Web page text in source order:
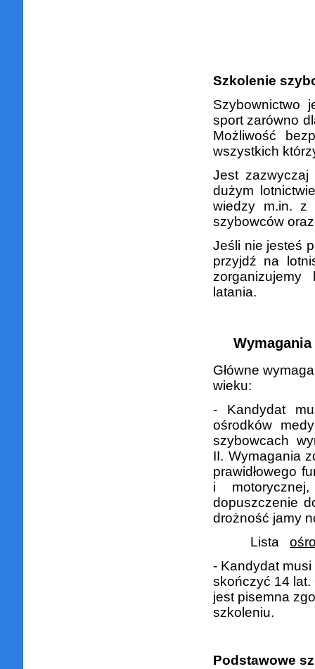
Szkolenie
Szybownictwo
sport zarówno
Możliwość
wszystkich
Jest
dużym
wiedzy m.in. z
szybowców
Jeśli nie jesteś
przyjdź na
latania.
Główne
wieku:
- Kandydat
ośrodków
szybowcach
II. Wymagania
prawidłowego
i
dopuszczenie
drożność jamy
Lista
- Kandydat
skończyć 14
jest pisemna
szkoleniu.
Podstawowe